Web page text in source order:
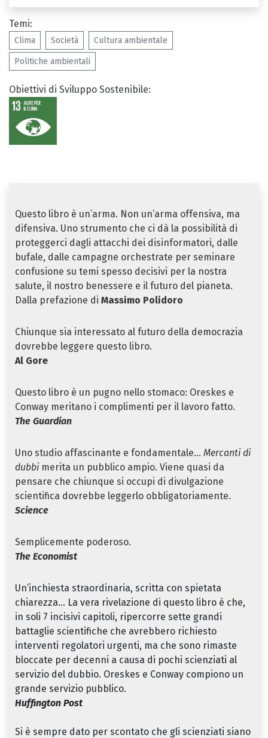
Temi:
Clima Società Cultura ambientale
Politiche ambientali
Obiettivi di Sviluppo Sostenibile:
Questo libro è un’arma. Non un’arma offensiva, ma
difensiva. Uno strumento che ci dà la possibilità di
proteggerci dagli attacchi dei disinformatori, dalle
bufale, dalle campagne orchestrate per seminare
confusione su temi spesso decisivi per la nostra
salute, il nostro benessere e il futuro del pianeta.
Dalla prefazione di Massimo Polidoro
Chiunque sia interessato al futuro della democrazia
dovrebbe leggere questo libro.
Al Gore
Questo libro è un pugno nello stomaco: Oreskes e
Conway meritano i complimenti per il lavoro fatto.
The Guardian
Uno studio affascinante e fondamentale… Mercanti di
dubbimerita un pubblico ampio. Viene quasi da
pensare che chiunque si occupi di divulgazione
scientifica dovrebbe leggerlo obbligatoriamente.
Science
Semplicemente poderoso.
The Economist
Un’inchiesta straordinaria, scritta con spietata
chiarezza… La vera rivelazione di questo libro è che,
in soli 7 incisivi capitoli, ripercorre sette grandi
battaglie scientifiche che avrebbero richiesto
interventi regolatori urgenti, ma che sono rimaste
bloccate per decenni a causa di pochi scienziati al
servizio del dubbio. Oreskes e Conway compiono un
grande servizio pubblico.
Huffington Post
Si è sempre dato per scontato che gli scienziati siano